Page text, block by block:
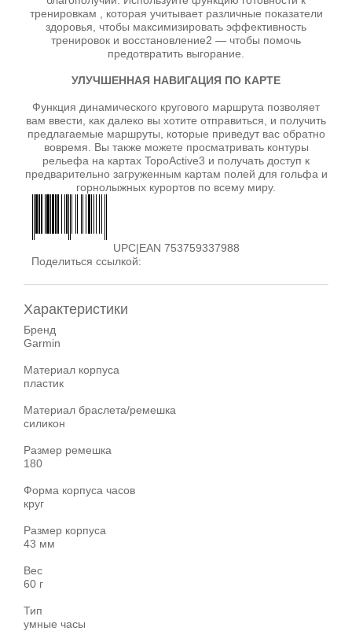
тренировкам , которая учитывает различные показатели
здоровья, чтобы максимизировать эффективность
тренировок и восстановление2 — чтобы помочь
предотвратить выгорание.
УЛУЧШЕННАЯ НАВИГАЦИЯ ПО КАРТЕ
Функция динамического кругового маршрута позволяет
вам ввести, как далеко вы хотите отправиться, и получить
предлагаемые маршруты, которые приведут вас обратно
вовремя. Вы также можете просматривать контуры
рельефа на картах TopoActive3 и получать доступ к
предварительно загруженным картам полей для гольфа и
горнолыжных курортов по всему миру.
UPC|EAN 753759337988
Поделиться ссылкой:
Характеристики
Бренд
Garmin
Материал корпуса
пластик
Материал браслета/ремешка
силикон
Размер ремешка
180
Форма корпуса часов
круг
Размер корпуса
43 мм
Вес
60 г
Тип
умные часы